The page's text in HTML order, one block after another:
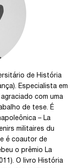
de História
Especialista em
com uma
de tese. É
– La
militaires du
e é coautor de
o prêmio La
O livro História